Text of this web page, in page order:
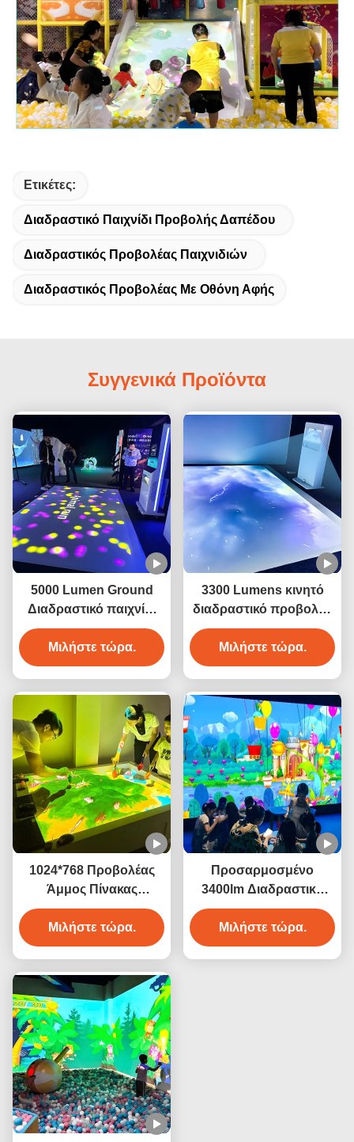
Ετικέτες:
Διαδραστικό Παιχνίδι Προβολής Δαπέδου
Διαδραστικός Προβολέας Παιχνιδιών
Διαδραστικός Προβολέας Με Οθόνη Αφής
Συγγενικά Προϊόντα
5000 Lumen Ground
Διαδραστικό παιχνίδι
προβολής
Μιλήστε τώρα.
3300 Lumens κινητό
διαδραστικό προβολέα
δαπέδου Γη προβολή
για παιδιά παιχνίδι
Μιλήστε τώρα.
1024*768 Προβολέας
Άμμος Πίνακας
Διαδραστικό Παιχνίδι
Προβολής 3400 Λουμέν
Μιλήστε τώρα.
Προσαρμοσμένο
3400lm Διαδραστικό
Προβολέα Σύστημα
Παιχνιδιών Μαγική
Ζωγραφική Για Παιδιά
Μιλήστε τώρα.